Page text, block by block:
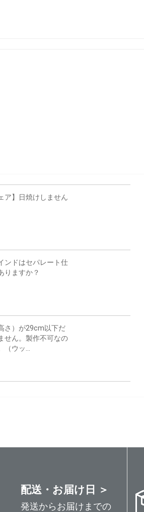
ア】日焼けしません
ンドはセパレート仕
りますか？
さ）が29cm以下だ
せん。製作不可なの
（ウッ...
配送・お届け日 ＞
発送からお届けまでの